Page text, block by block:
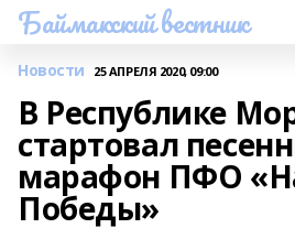
Баймакский вестник
Новости 25 АПРЕЛЯ 2020, 09:00
В Республике
стартовал
марафон ПФО
Победы»